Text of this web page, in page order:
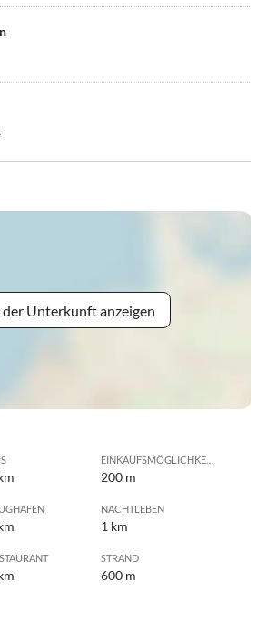
der Unterkunft anzeigen
EINKAUFSMÖGLICHKEIT
200 m
NACHTLEBEN
1 km
STRAND
600 m